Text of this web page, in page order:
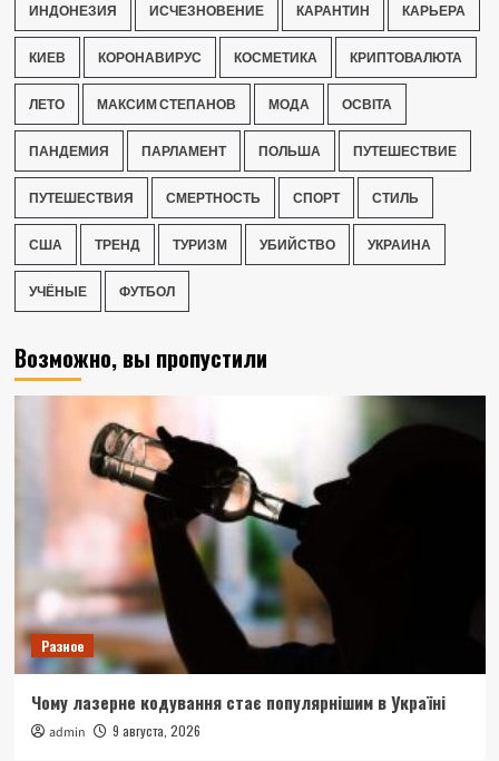
ИНДОНЕЗИЯ ИСЧЕЗНОВЕНИЕ КАРАНТИН КАРЬЕРА
КИЕВ КОРОНАВИРУС КОСМЕТИКА КРИПТОВАЛЮТА
ЛЕТО МАКСИМ СТЕПАНОВ МОДА ОСВІТА
ПАНДЕМИЯ ПАРЛАМЕНТ ПОЛЬША ПУТЕШЕСТВИЕ
ПУТЕШЕСТВИЯ СМЕРТНОСТЬ СПОРТ СТИЛЬ
США ТРЕНД ТУРИЗМ УБИЙСТВО УКРАИНА
УЧЁНЫЕ ФУТБОЛ
Возможно, вы пропустили
Разное
Чому лазерне кодування стає популярнішим в Україні
admin 9 августа, 2026